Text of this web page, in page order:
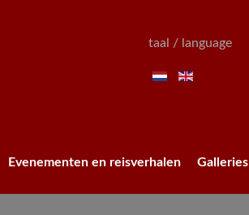
taal / language
Evenementen en reisverhalen Galleries